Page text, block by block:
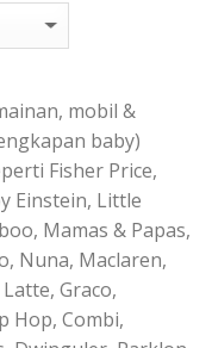
mobil &
baby)
Fisher Price,
Einstein, Little
Mamas & Papas,
Nuna, Maclaren,
Graco,
Hop, Combi,